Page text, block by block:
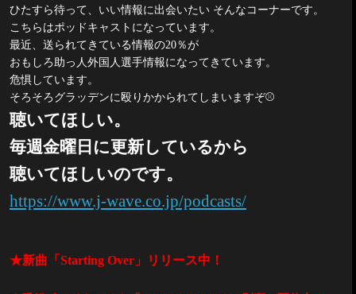
ひたすら待って、いい情報に出会いたい そんなコーナーです。
こちらはポッドキャストになっています。
最近、送られてきている情報の20％が
おもしろ助っ人外国人選手情報になってきています。
危惧しています。
そろそろグラッデンに殴りかかられてしまいますぞ⚾
聴いてほしい。
毎週金曜日に更新しているから
聴いてほしいのです。
https://www.j-wave.co.jp/podcasts/
★新曲「 Starting Over 」リリース中！